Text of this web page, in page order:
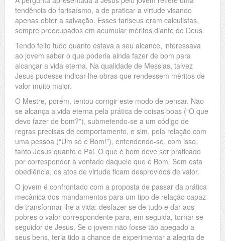
tendência do farisaísmo, a de praticar a virtude visando
apenas obter a salvação. Esses fariseus eram calculistas,
sempre preocupados em acumular méritos diante de Deus.
Tendo feito tudo quanto estava a seu alcance, interessava
ao jovem saber o que poderia ainda fazer de bom para
alcançar a vida eterna. Na qualidade de Messias, talvez
Jesus pudesse indicar-lhe obras que rendessem méritos de
valor muito maior.
O Mestre, porém, tentou corrigir este modo de pensar. Não
se alcança a vida eterna pela prática de coisas boas (“O que
devo fazer de bom?”), submetendo-se a um código de
regras precisas de comportamento, e sim, pela relação com
uma pessoa (“Um só é Bom!”), entendendo-se, com isso,
tanto Jesus quanto o Pai. O que é bom deve ser praticado
por corresponder à vontade daquele que é Bom. Sem esta
obediência, os atos de virtude ficam desprovidos de valor.
O jovem é confrontado com a proposta de passar da prática
mecânica dos mandamentos para um tipo de relação capaz
de transformar-lhe a vida: desfazer-se de tudo e dar aos
pobres o valor correspondente para, em seguida, tornar-se
seguidor de Jesus. Se o jovem não fosse tão apegado a
seus bens, teria tido a chance de experimentar a alegria de